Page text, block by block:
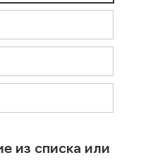
из списка или